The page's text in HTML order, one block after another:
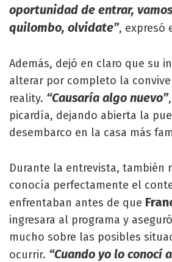
oportunidad de entrar,
quilombo, olvidate”, expresó
Además, dejó en claro que su
alterar por completo la
reality. “Causaría algo nuevo”
picardía, dejando abierta la
desembarco en la casa más
Durante la entrevista, también
conocía perfectamente el
enfrentaban antes de que
ingresara al programa y
mucho sobre las posibles
ocurrir. “Cuando yo lo conocí